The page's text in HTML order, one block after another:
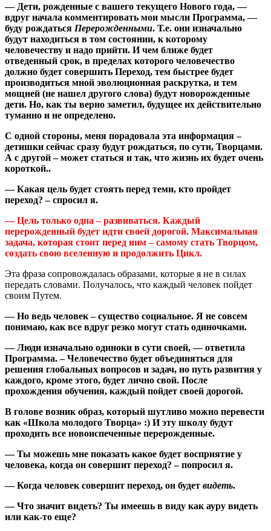
— Дети, рожденные с вашего текущего Нового года, —
вдруг начала комментировать мои мысли Программа, —
буду рождаться Перерожденными. Т.е. они изначально
будут находиться в том состоянии, к которому
человечеству и надо прийти. И чем ближе будет
отведенный срок, в пределах которого человечество
должно будет совершить Переход, тем быстрее будет
производиться мной эволюционная раскрутка, и тем
мощней (не нашел другого слова) будут новорожденные
дети. Но, как ты верно заметил, будущее их действительно
туманно и не определено.
С одной стороны, меня порадовала эта информация –
детишки сейчас сразу будут рождаться, по сути, Творцами.
А с другой – может статься и так, что жизнь их будет очень
короткой..
— Какая цель будет стоять перед теми, кто пройдет
переход? – спросил я.
— Цель только одна – развиваться. Каждый
перерожденный будет идти своей дорогой. Максимальная
задача, которая стоит перед ним – самому стать Творцом,
создать свою вселенную и продолжить Цикл.
Эта фраза сопровождалась образами, которые я не в силах
передать словами. Получалось, что каждый человек пойдет
своим Путем.
— Но ведь человек – существо социальное. Я не совсем
понимаю, как все вдруг резко могут стать одиночками.
— Люди изначально одиноки в сути своей, — ответила
Программа. – Человечество будет объединяться для
решения глобальных вопросов и задач, но путь развития у
каждого, кроме этого, будет лично свой. После
прохождения обучения, каждый пойдет своей дорогой.
В голове возник образ, который шутливо можно перевести
как «Школа молодого Творца» :) И эту школу будут
проходить все новоиспеченные перерожденные.
— Ты можешь мне показать какое будет восприятие у
человека, когда он совершит переход? – попросил я.
— Когда человек совершит переход, он будет видеть.
— Что значит видеть? Ты имеешь в виду как ауру видеть
или как-то еще?